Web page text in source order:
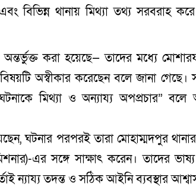
বিভিন্ন থানায় মিথ্যা তথ্য সরবরাহ
অন্তর্ভুক্ত করা হয়েছে— তাদের মধ্যে
অস্বীকার করেছেন বলে জানা গেছে।
মিথ্যা ও অন্যায্য অপপ্রচার” বলে
ঘটনার পরপরই তারা মোহাম্মদপুর
এর সঙ্গে সাক্ষাৎ করেন। তাদের ভাষ্য
ন্যায্য তদন্ত ও সঠিক আইনি ব্যবস্থার